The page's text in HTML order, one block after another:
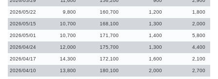
2026/05/22 9,800 160,700 1,200 1,800
2026/05/15 10,700 168,100 1,300 2,000
2026/05/01 10,700 171,700 1,400 5,800
2026/04/24 12,000 175,700 1,300 4,400
2026/04/17 14,300 172,100 1,600 2,100
2026/04/10 13,800 180,100 2,000 2,700